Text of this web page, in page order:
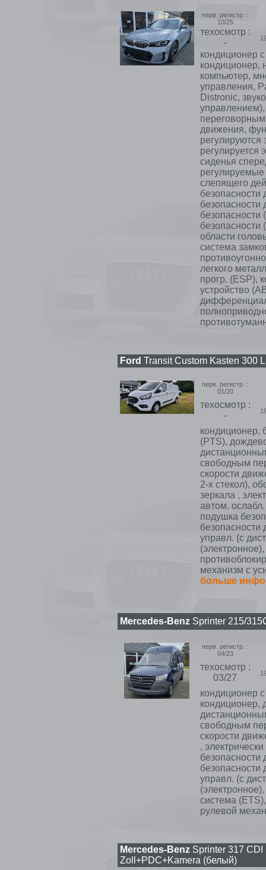
перв. регистр. :
10/25
техосмотр :
-
кондиционер
кондиционер,
компьютер,
управления,
Distronic,
переговорным
движения,
регулируются
регулируется
сиденья
регулируемые
слепящего
безопасности
безопасности
области
система
легкого
прогр. (ESP),
устройство
Ford Transit Custom Kasten 300
перв. регистр. :
01/20
техосмотр :
-
кондиционер,
(PTS),
свободным
скорости
2-х стекол),
зеркала ,
автом.
подушка
безопасности
управл. (с
механизм с
больше
Mercedes-BenzSprinter 215/
перв. регистр. :
04/23
техосмотр :
03/27
кондиционер
кондиционер,
свободным
скорости
,
безопасности
безопасности
управл. (с
система
рулевой
Mercedes-BenzSprinter 317 CDI
Zoll+PDC+Kamera (белый)